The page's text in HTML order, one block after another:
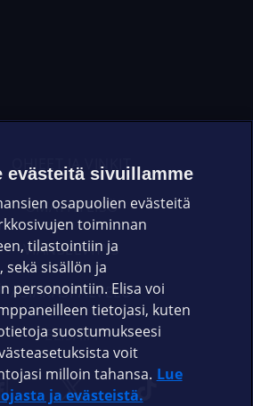
OHJEET JA VINKIT
OMAYHTEISÖ
VIANSELVITYS
ASIAKASPALVELU
ELISA.FI
evästeitä sivuillamme
osapuolien evästeitä
toiminnan
tilastointiin ja
sekä sisällön ja
personointiin. Elisa voi
tietojasi, kuten
suostumukseesi
voit
milloin tahansa. Lue
ja evästeistä.